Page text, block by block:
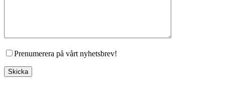
Prenumerera på vårt nyhetsbrev!